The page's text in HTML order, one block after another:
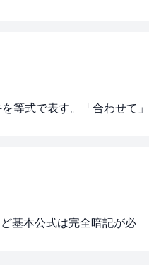
等式で表す。「合わせて」
ど基本公式は完全暗記が必